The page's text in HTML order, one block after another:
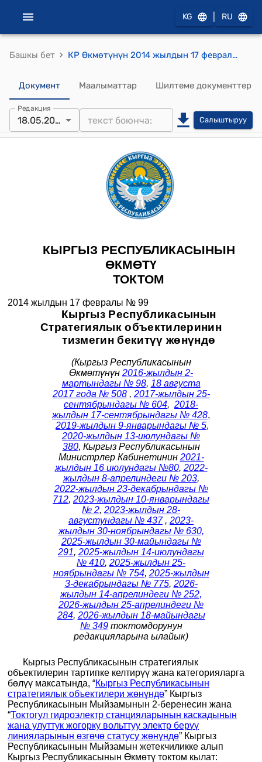
KG RU
Башкы бет › КР Өкмөтүнүн 2014 жылдын 17 февралындагы № 99 "Кыргыз Республикасынын Стратегиялык объектилеринин тизмегин бекитүү жөнүндө" токтому
Документ Маалыматтар Шилтеме документтер
Редакция
18.05.2026 Салыштыруу